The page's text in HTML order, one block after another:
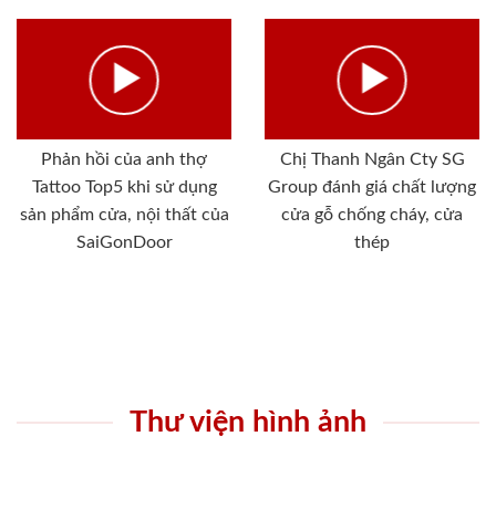
Phản hồi của anh thợ
Tattoo Top5 khi sử dụng
sản phẩm cửa, nội thất của
SaiGonDoor
Chị Thanh Ngân Cty SG
Group đánh giá chất lượng
cửa gỗ chống cháy, cửa
thép
Thư viện hình ảnh